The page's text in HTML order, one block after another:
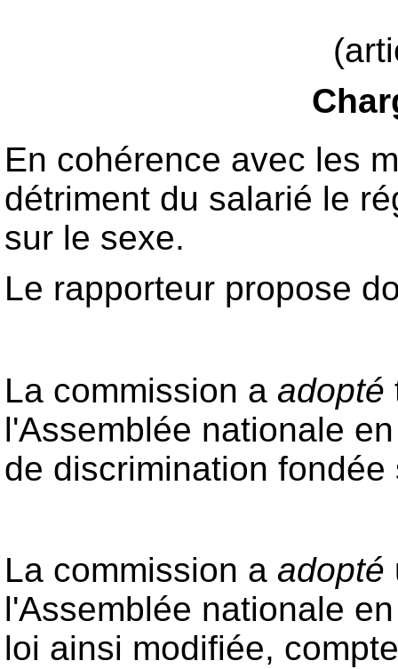
En cohérence avec les
détriment du salarié le
sur le sexe.
Le rapporteur propose
La commission a adopté
l'Assemblée nationale
de discrimination fondée
La commission a adopté
l'Assemblée nationale
loi ainsi modifiée,